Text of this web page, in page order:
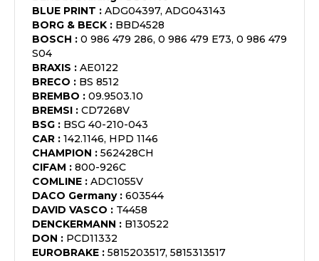
BLUE PRINT : ADG04397, ADG043143
BORG & BECK : BBD4528
BOSCH : 0 986 479 286, 0 986 479 E73, 0 986 479
S04
BRAXIS : AE0122
BRECO : BS 8512
BREMBO : 09.9503.10
BREMSI : CD7268V
BSG : BSG 40-210-043
CAR : 142.1146, HPD 1146
CHAMPION : 562428CH
CIFAM : 800-926C
COMLINE : ADC1055V
DACO Germany: 603544
DAVID VASCO : T4458
DENCKERMANN : B130522
DON : PCD11332
EUROBRAKE : 5815203517, 5815313517